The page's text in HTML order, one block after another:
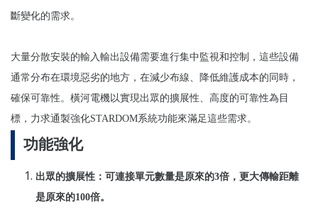
斷變化的需求。
大量分散安裝的輸入輸出設備需要進行集中監視和控制，這些設備
通常分布在環境惡劣的地方，在減少布線、降低維護成本的同時，
確保可靠性。橫河電機以實現出眾的擴展性、高度的可靠性為目
標，力求通製強化STARDOM系統功能來滿足這些需求。
功能強化
出眾的擴展性：可連接單元數量是原來的3倍，更大傳輸距離
是原來的100倍。